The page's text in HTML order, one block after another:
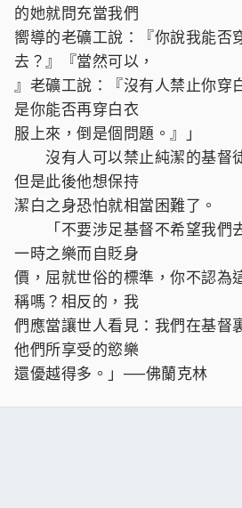
的她就問充當我們
嚮導的老礦工說：『你說我能否
去？』『當然可以，
』老礦工說：『沒有人禁止你穿
是你能否再穿白衣
服上來，倒是個問題。』」
沒有人可以禁止純潔的基督
但是此後他想保持
潔白之身恐怕就相當困難了。
「不要涉足基督不希望我們
一時之樂而自貶身
價，屈就世俗的標準，你不認為
稱嗎？相反的，我
們應當讓世人看見：我們在基督
他們所享受的慾樂
還優越得多。」──佛蘭克林